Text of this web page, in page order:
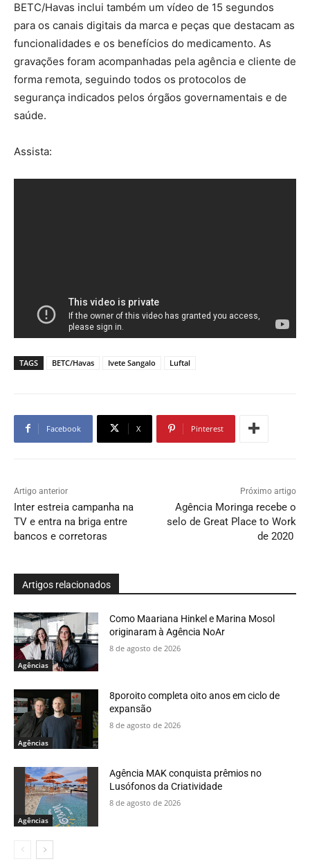
BETC/Havas inclui também um vídeo de 15 segundos
para os canais digitais da marca e peças que destacam as
funcionalidades e os benefícios do medicamento. As
gravações foram acompanhadas pela agência e cliente de
forma remota, seguindo todos os protocolos de
segurança indicados pelos órgãos governamentais e de
saúde.
Assista:
TAGS BETC/Havas Ivete Sangalo Luftal
Facebook X Pinterest
Artigo anterior
Inter estreia campanha na
TV e entra na briga entre
bancos e corretoras
Próximo artigo
Agência Moringa recebe o
selo de Great Place to Work
de 2020
Artigos relacionados
Agências
Como Maariana Hinkel e Marina Mosol
originaram à Agência NoAr
8 de agosto de 2026
Agências
8poroito completa oito anos em ciclo de
expansão
8 de agosto de 2026
Agências
Agência MAK conquista prêmios no
Lusófonos da Criatividade
8 de agosto de 2026